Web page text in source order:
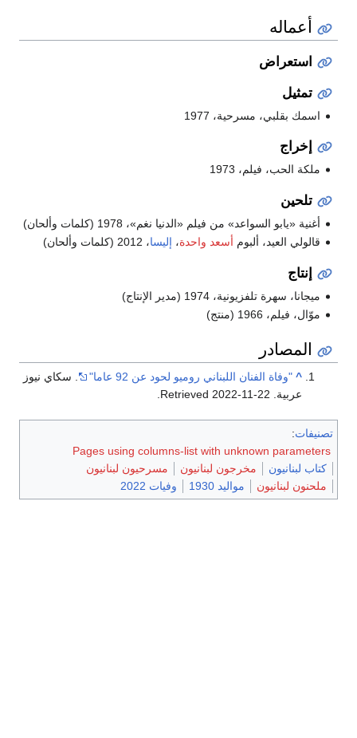
أعماله
استعراض
تمثيل
اسمك بقلبي، مسرحية، 1977
إخراج
ملكة الحب، فيلم، 1973
تلحين
أغنية «يابو السواعد» من فيلم «الدنيا نغم»، 1978 (كلمات وألحان)
قالولي العيد، ألبوم أسعد واحدة، إليسا، 2012 (كلمات وألحان)
إنتاج
ميجانا، سهرة تلفزيونية، 1974 (مدير الإنتاج)
موّال، فيلم، 1966 (منتج)
المصادر
^ "وفاة الفنان اللبناني روميو لحود عن 92 عاما"
. سكاي نيوز
عربية
2022-11-22
تصنيفات:
Pages using columns-list with unknown parameters
كتاب لبنانيون
مخرجون لبنانيون
مسرحيون لبنانيون
ملحنون لبنانيون
مواليد 1930 وفيات 2022